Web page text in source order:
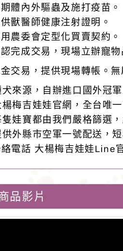
體內外驅蟲及施打疫苗。
獸醫師健康注射證明。
農委會定型化買賣契約。
完成交易，現場立辦寵物
交易，提供現場轉帳。無
來源，自辦進口國外冠
梅吉娃娃官網，全台唯一
娃寶都由我們嚴格篩選
外縣市空軍一號配送，
電話 大楊梅吉娃娃Line
品影片